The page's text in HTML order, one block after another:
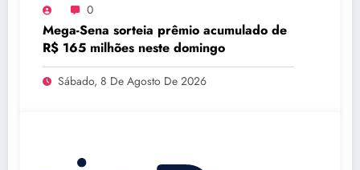
0
Mega-Sena sorteia prêmio acumulado de
R$ 165 milhões neste domingo
Sábado, 8 De Agosto De 2026